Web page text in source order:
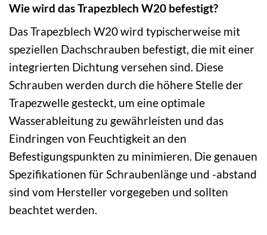
Wie wird das Trapezblech W20 befestigt?
Das Trapezblech W20 wird typischerweise mit
speziellen Dachschrauben befestigt, die mit einer
integrierten Dichtung versehen sind. Diese
Schrauben werden durch die höhere Stelle der
Trapezwelle gesteckt, um eine optimale
Wasserableitung zu gewährleisten und das
Eindringen von Feuchtigkeit an den
Befestigungspunkten zu minimieren. Die genauen
Spezifikationen für Schraubenlänge und -abstand
sind vom Hersteller vorgegeben und sollten
beachtet werden.